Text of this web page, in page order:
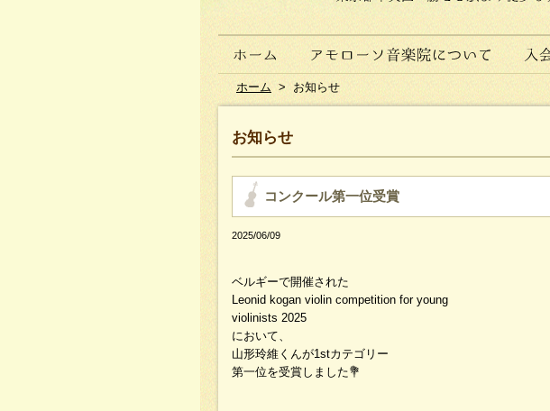
ホーム > お知らせ
お知らせ
コンクール第一位受賞
2025/06/09
ベルギーで開催された
Leonid kogan violin competition for young
violinists 2025
において、
山形玲維くんが1stカテゴリー
第一位を受賞しました💐